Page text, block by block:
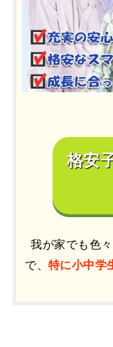
格安
我が家でも色
で、特に小中学